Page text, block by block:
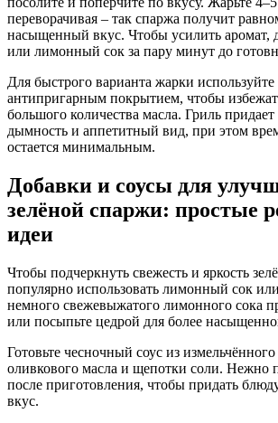
переворачивая – так спаржа получит
насыщенный вкус. Чтобы усилить аромат,
или лимонный сок за пару минут до
Для быстрого варианта жарки используйте
антипригарным покрытием, чтобы
большого количества масла. Гриль
дымность и аппетитный вид, при этом
остается минимальным.
Добавки и соусы для
зелёной спаржи: простые
идеи
Чтобы подчеркнуть свежесть и яркость
популярно использовать лимонный сок
немного свежевыжатого лимонного сока
или посыпьте цедрой для более
Готовьте чесночный соус из измельчённого
оливкового масла и щепотки соли. Нежно
после приготовления, чтобы придать
вкус.